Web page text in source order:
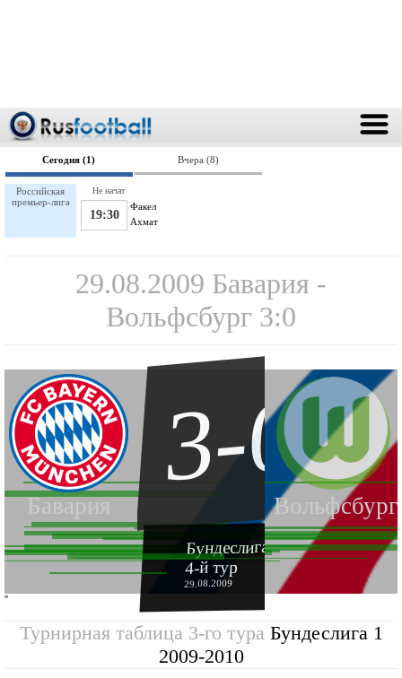
Сегодня (1) Вчера (8)
Российская
премьер-лига
Факел
19:30 Ахмат
Не начат
29.08.2009 Бавария -
Вольфсбург 3:0
Бавария Вольфсбург
3-0
Бундеслига 1 2009-2010
4-й тур
29.08.2009
''
Турнирная таблица 3-го тура Бундеслига 1
2009-2010